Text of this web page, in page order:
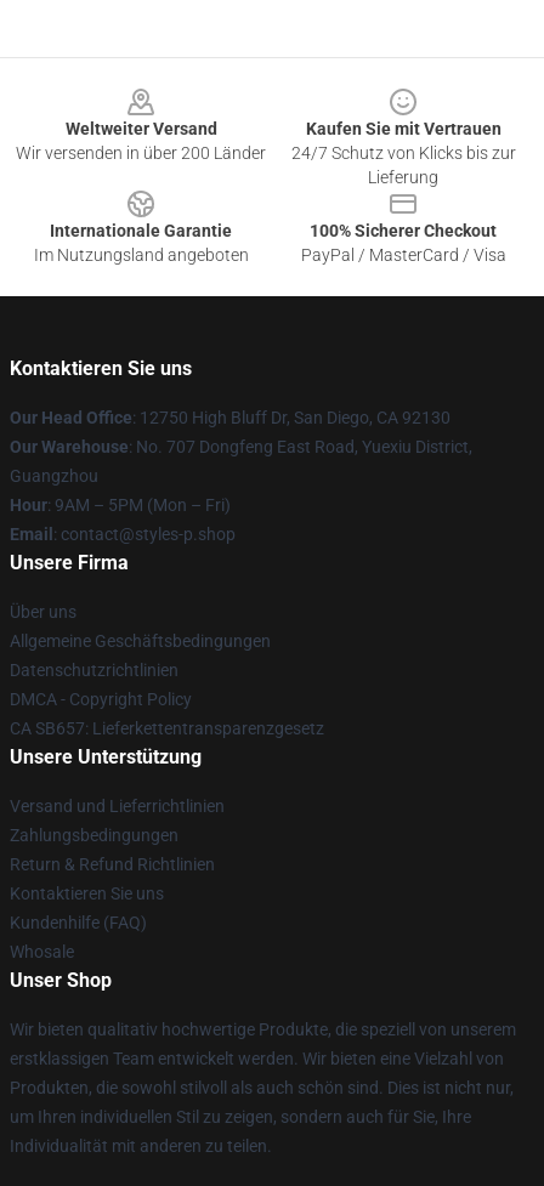
Weltweiter Versand
Wir versenden in über 200 Länder
Kaufen Sie mit Vertrauen
24/7 Schutz von Klicks bis zur
Lieferung
Internationale Garantie
Im Nutzungsland angeboten
100% Sicherer Checkout
PayPal / MasterCard / Visa
Kontaktieren Sie uns
Our Head Office: 12750 High Bluff Dr, San Diego, CA 92130
Our Warehouse: No. 707 Dongfeng East Road, Yuexiu District,
Guangzhou
Hour: 9AM – 5PM (Mon – Fri)
Email : contact@styles-p.shop
Unsere Firma
Über uns
Allgemeine Geschäftsbedingungen
Datenschutzrichtlinien
DMCA - Copyright Policy
CA SB657: Lieferkettentransparenzgesetz
Unsere Unterstützung
Versand und Lieferrichtlinien
Zahlungsbedingungen
Return & Refund Richtlinien
Kontaktieren Sie uns
Kundenhilfe (FAQ)
Whosale
Unser Shop
Wir bieten qualitativ hochwertige Produkte, die speziell von unserem
erstklassigen Team entwickelt werden. Wir bieten eine Vielzahl von
Produkten, die sowohl stilvoll als auch schön sind. Dies ist nicht nur,
um Ihren individuellen Stil zu zeigen, sondern auch für Sie, Ihre
Individualität mit anderen zu teilen.